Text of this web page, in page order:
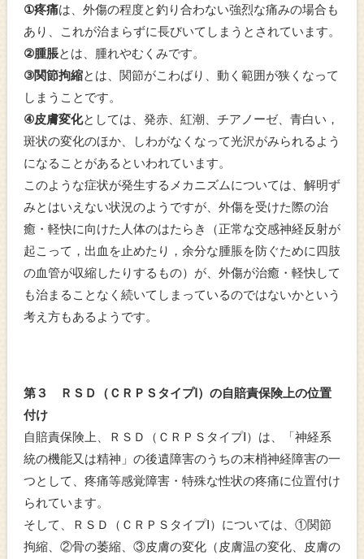
①疼痛は、外傷の程度と釣り合わない強烈な痛みの場合も
あり、これが治まらずに長びいてしまうとされています。
②腫脹とは、腫れやむくみです。
③関節拘縮とは、関節がこわばり、動く範囲が狭くなって
しまうことです。
④皮膚変化としては、発赤、紅潮、チアノーゼ、青白い，
斑状の変化のほか、しわがなくなって光沢がみられるよう
になることがあるといわれています。
このような症状が発生するメカニズムについては、解明ず
みとはいえない状況のようですが、外傷を受けた際の治
癒・軽快に向けた人体のはたらき（正常な交感神経反射が
起こって，出血を止めたり，余分な腫脹を防ぐために四肢
の血管が収縮したりするもの）が、外傷が治癒・軽快して
も治まることなく続いてしまっているのではないかという
考え方もあるようです。
第３ ＲＳＤ（ＣＲＰＳタイプⅠ）の自賠責保険上の位置
付け
自賠責保険上、ＲＳＤ（ＣＲＰＳタイプⅠ）は、「神経系
統の機能又は精神」の後遺障害のうちの末梢神経障害の一
つとして、疼痛等感覚障害・特殊な性状の疼痛に位置付け
られています。
そして、ＲＳＤ（ＣＲＰＳタイプⅠ）については、①関節
拘縮、②骨の萎縮、③皮膚の変化（皮膚温の変化、皮膚の